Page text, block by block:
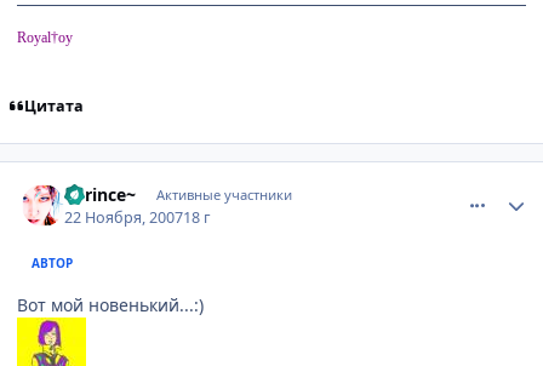
Royal†oy
Цитата
~Prince~ Активные участники
22 Ноября, 200718 г
АВТОР
Вот мой новенький...:)